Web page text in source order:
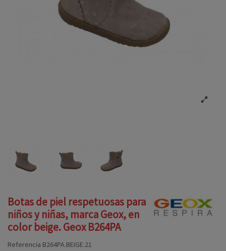
Botas de piel respetuosas para
niños y niñas, marca Geox, en
color beige. Geox B264PA
Referencia B264PA.BEIGE.21